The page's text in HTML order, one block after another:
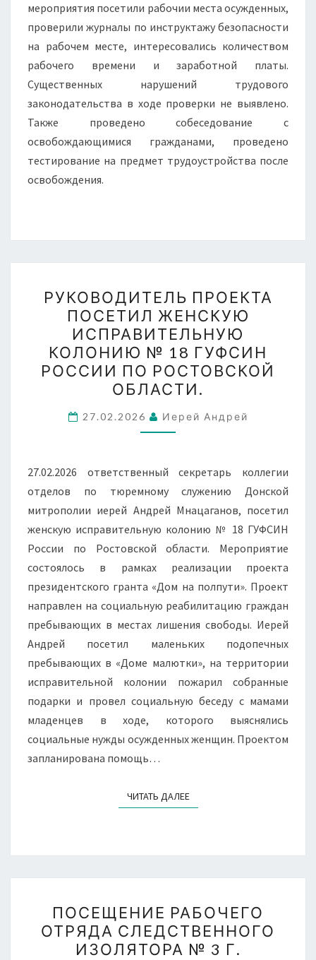
мероприятия посетили рабочии места осужденных,
проверили журналы по инструктажу безопасности
на рабочем месте, интересовались количеством
рабочего времени и заработной платы.
Существенных нарушений трудового
законодательства в ходе проверки не выявлено.
Также проведено собеседование с
освобождающимися гражданами, проведено
тестирование на предмет трудоустройства после
освобождения.
ПРОЕКТА
ПОСЕТИЛ
ЖЕНСКУЮ
ИСПРАВИТЕЛЬНУЮ
КОЛОНИЮ
№
18
ГУФСИН
ПО
РОСТОВСКОЙ
ОБЛАСТИ.
РУКОВОДИТЕЛЬ ПРОЕКТА
ПОСЕТИЛ ЖЕНСКУЮ
ИСПРАВИТЕЛЬНУЮ
КОЛОНИЮ № 18 ГУФСИН
РОССИИ ПО РОСТОВСКОЙ
ОБЛАСТИ.
27.02.2026 Иерей Андрей
27.02.2026 ответственный секретарь коллегии
отделов по тюремному служению Донской
митрополии иерей Андрей Мнацаганов, посетил
женскую исправительную колонию № 18 ГУФСИН
России по Ростовской области. Мероприятие
состоялось в рамках реализации проекта
президентского гранта «Дом на полпути». Проект
направлен на социальную реабилитацию граждан
пребывающих в местах лишения свободы. Иерей
Андрей посетил маленьких подопечных
пребывающих в «Доме малютки», на территории
исправительной колонии пожарил собранные
подарки и провел социальную беседу с мамами
младенцев в ходе, которого выяснялись
социальные нужды осужденных женщин. Проектом
запланирована помощь…
ЧИТАТЬ ДАЛЕЕЧИТАТЬ ДАЛЕЕ
РАБОЧЕГО
ОТРЯДА
СЛЕДСТВЕННОГО
ПОСЕЩЕНИЕ РАБОЧЕГО
ОТРЯДА СЛЕДСТВЕННОГО
ИЗОЛЯТОРА № 3 Г.